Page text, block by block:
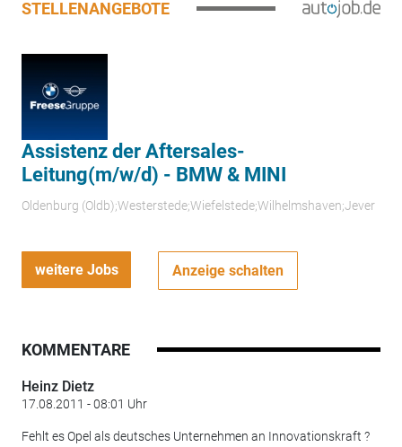
STELLENANGEBOTE
Assistenz der Aftersales-
Leitung(m/w/d) - BMW & MINI
Oldenburg (Oldb);Westerstede;Wiefelstede;Wilhelmshaven;Jever
weitere Jobs Anzeige schalten
KOMMENTARE
Heinz Dietz
17.08.2011 - 08:01 Uhr
Fehlt es Opel als deutsches Unternehmen an Innovationskraft ?